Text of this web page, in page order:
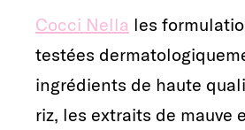
Cocci Nella les
testées
ingrédients de haute
riz, les extraits de mauve